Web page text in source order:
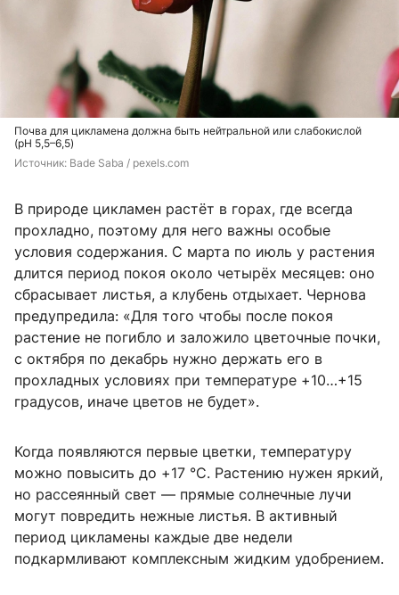
Почва для цикламена должна быть нейтральной или слабокислой
(pH 5,5–6,5)
Источник: Bade Saba / pexels.com
В природе цикламен растёт в горах, где всегда
прохладно, поэтому для него важны особые
условия содержания. С марта по июль у растения
длится период покоя около четырёх месяцев: оно
сбрасывает листья, а клубень отдыхает. Чернова
предупредила: «Для того чтобы после покоя
растение не погибло и заложило цветочные почки,
с октября по декабрь нужно держать его в
прохладных условиях при температуре +10…+15
градусов, иначе цветов не будет».
Когда появляются первые цветки, температуру
можно повысить до +17 °C. Растению нужен яркий,
но рассеянный свет — прямые солнечные лучи
могут повредить нежные листья. В активный
период цикламены каждые две недели
подкармливают комплексным жидким удобрением.